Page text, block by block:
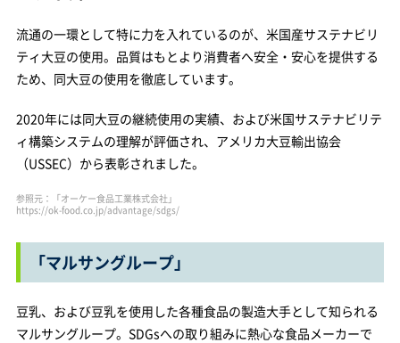
流通の一環として特に力を入れているのが、米国産サステナビリ
ティ大豆の使用。品質はもとより消費者へ安全・安心を提供する
ため、同大豆の使用を徹底しています。
2020年には同大豆の継続使用の実績、および米国サステナビリテ
ィ構築システムの理解が評価され、アメリカ大豆輸出協会
（USSEC）から表彰されました。
参照元：「オーケー食品工業株式会社」
https://ok-food.co.jp/advantage/sdgs/
「マルサングループ」
豆乳、および豆乳を使用した各種食品の製造大手として知られる
マルサングループ。SDGsへの取り組みに熱心な食品メーカーで